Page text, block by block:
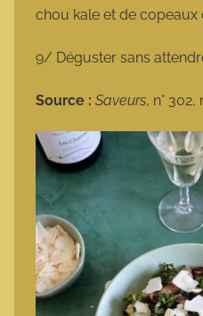
chou kale et de copeaux
9/ Déguster sans
Source : Saveurs, n°